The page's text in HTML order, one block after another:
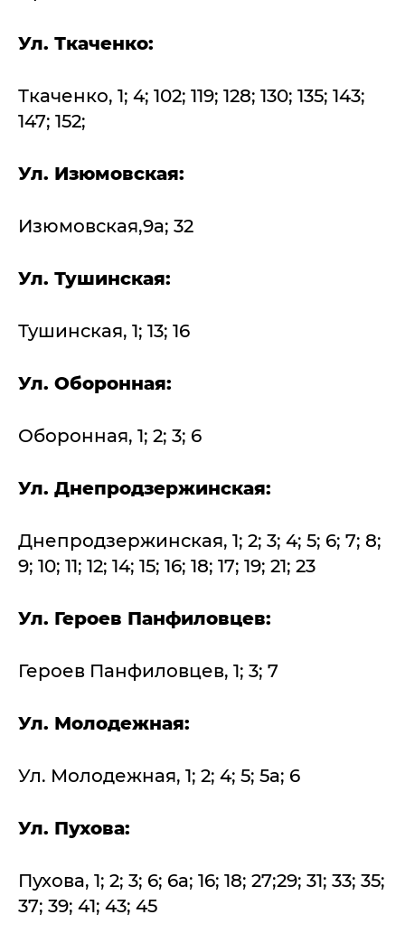
Ул. Ткаченко:
Ткаченко, 1; 4; 102; 119; 128; 130; 135; 143;
147; 152;
Ул. Изюмовская:
Изюмовская,9а; 32
Ул. Тушинская:
Тушинская, 1; 13; 16
Ул. Оборонная:
Оборонная, 1; 2; 3; 6
Ул. Днепродзержинская:
Днепродзержинская, 1; 2; 3; 4; 5; 6; 7; 8;
9; 10; 11; 12; 14; 15; 16; 18; 17; 19; 21; 23
Ул. Героев Панфиловцев:
Героев Панфиловцев, 1; 3; 7
Ул. Молодежная:
Ул. Молодежная, 1; 2; 4; 5; 5а; 6
Ул. Пухова:
Пухова, 1; 2; 3; 6; 6а; 16; 18; 27;29; 31; 33; 35;
37; 39; 41; 43; 45